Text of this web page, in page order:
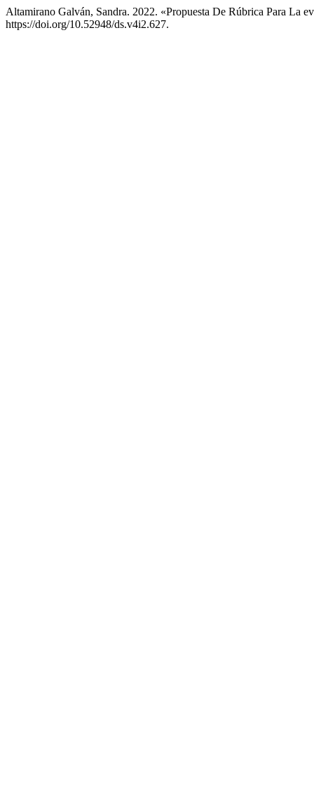
Altamirano Galván, Sandra. 2022. «Propuesta De Rúbrica Para La
https://doi.org/10.52948/ds.v4i2.627.